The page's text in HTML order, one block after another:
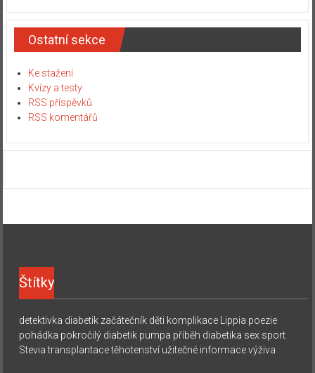
Ostatní sekce
Ke stažení
Kvízy a testy
RSS příspěvků
RSS komentářů
Štítky
detektivka diabetik začátečník děti komplikace Lippia poezie
pohádka pokročilý diabetik pumpa příběh diabetika sex sport
Stevia transplantace těhotenství užitečné informace výživa